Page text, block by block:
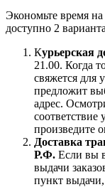
Экономьте время
доступно 2
Курьерская
21.00. Когда
свяжется для
предложит
адрес.
соответствие
произведите
Доставка
Р.Ф. Если вы
выдачи
пункт